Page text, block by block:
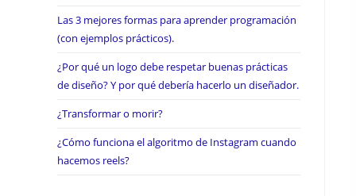
Las 3 mejores formas para aprender programación
(con ejemplos prácticos).
¿Por qué un logo debe respetar buenas prácticas
de diseño? Y por qué debería hacerlo un diseñador.
¿Transformar o morir?
¿Cómo funciona el algoritmo de Instagram cuando
hacemos reels?